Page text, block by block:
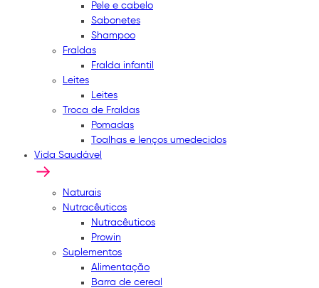
Pele e cabelo
Sabonetes
Shampoo
Fraldas
Fralda infantil
Leites
Leites
Troca de Fraldas
Pomadas
Toalhas e lenços umedecidos
Vida Saudável
Naturais
Nutracêuticos
Nutracêuticos
Prowin
Suplementos
Alimentação
Barra de cereal